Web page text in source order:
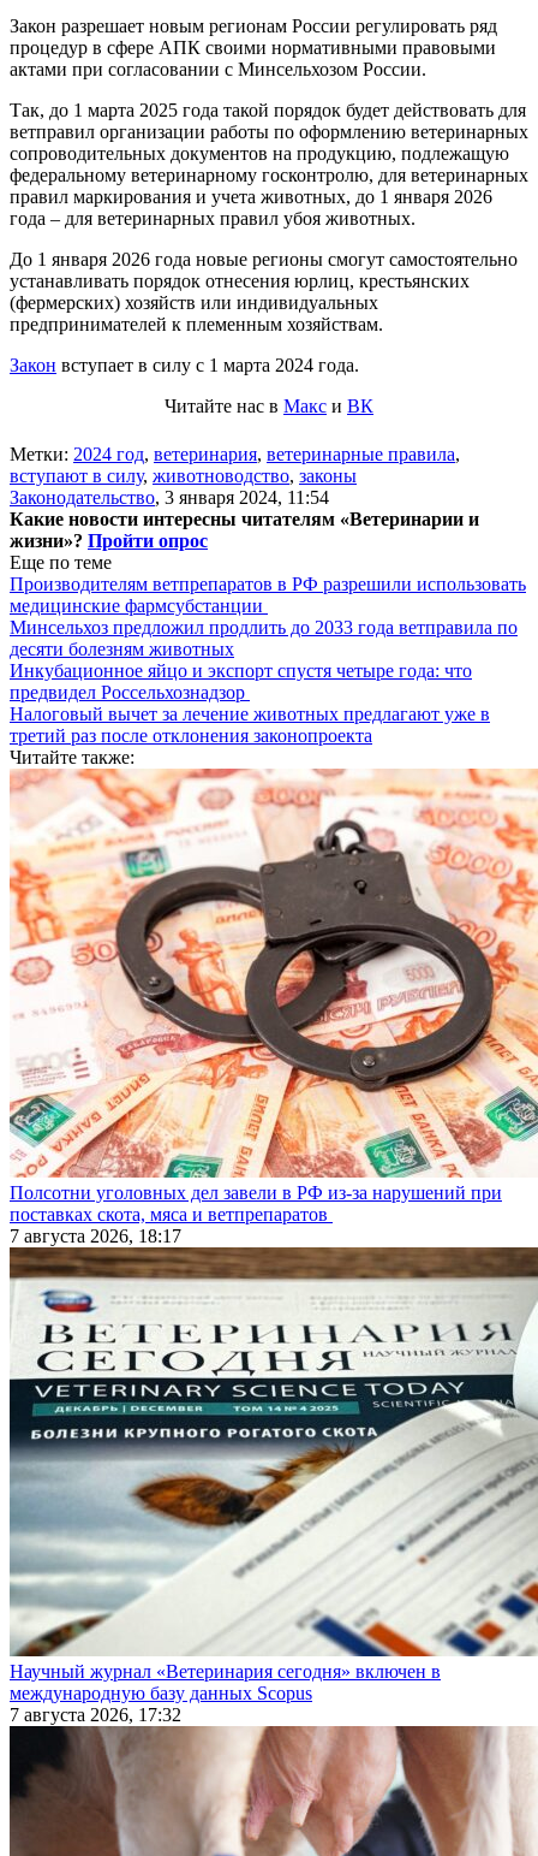
Закон разрешает новым регионам России регулировать ряд
процедур в сфере АПК своими нормативными правовыми
актами при согласовании с Минсельхозом России.
Так, до 1 марта 2025 года такой порядок будет действовать для
ветправил организации работы по оформлению ветеринарных
сопроводительных документов на продукцию, подлежащую
федеральному ветеринарному госконтролю, для ветеринарных
правил маркирования и учета животных, до 1 января 2026
года – для ветеринарных правил убоя животных.
До 1 января 2026 года новые регионы смогут самостоятельно
устанавливать порядок отнесения юрлиц, крестьянских
(фермерских) хозяйств или индивидуальных
предпринимателей к племенным хозяйствам.
Закон вступает в силу с 1 марта 2024 года.
Читайте нас в Макс и ВК
Метки: 2024 год, ветеринария, ветеринарные правила,
вступают в силу, животноводство, законы
Законодательство, 3 января 2024, 11:54
Какие новости интересны читателям «Ветеринарии и
жизни»? Пройти опрос
Еще по теме
Производителям ветпрепаратов в РФ разрешили использовать
медицинские фармсубстанции
Минсельхоз предложил продлить до 2033 года ветправила по
десяти болезням животных
Инкубационное яйцо и экспорт спустя четыре года: что
предвидел Россельхознадзор
Налоговый вычет за лечение животных предлагают уже в
третий раз после отклонения законопроекта
Читайте также:
Полсотни уголовных дел завели в РФ из-за нарушений при
поставках скота, мяса и ветпрепаратов
7 августа 2026, 18:17
Научный журнал «Ветеринария сегодня» включен в
международную базу данных Scopus
7 августа 2026, 17:32